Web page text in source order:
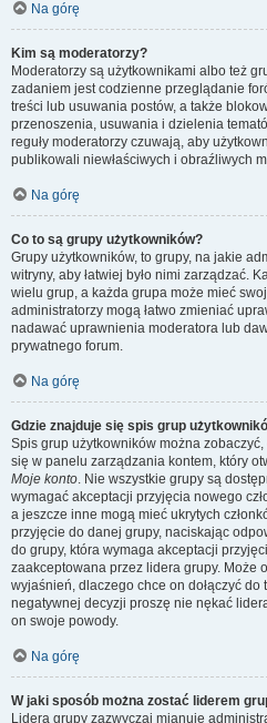
Na górę
Kim są moderatorzy?
Moderatorzy są użytkownikami albo też
zadaniem jest codzienne przeglądanie
treści lub usuwania postów, a także
przenoszenia, usuwania i dzielenia
reguły moderatorzy czuwają, aby
publikowali niewłaściwych i obraźliwych
Na górę
Co to są grupy użytkowników?
Grupy użytkowników, to grupy, na jakie
witryny, aby łatwiej było nimi zarządzać.
wielu grup, a każda grupa może mieć
administratorzy mogą łatwo zmieniać
nadawać uprawnienia moderatora lub
prywatnego forum.
Na górę
Gdzie znajduje się spis grup
Spis grup użytkowników można
się w panelu zarządzania kontem, który
Moje konto. Nie wszystkie grupy są
wymagać akceptacji przyjęcia nowego
a jeszcze inne mogą mieć ukrytych
przyjęcie do danej grupy, naciskając
do grupy, która wymaga akceptacji
zaakceptowana przez lidera grupy. Może
wyjaśnień, dlaczego chce on dołączyć
negatywnej decyzji proszę nie nękać
on swoje powody.
Na górę
W jaki sposób można zostać liderem
Lidera grupy zazwyczaj mianuje